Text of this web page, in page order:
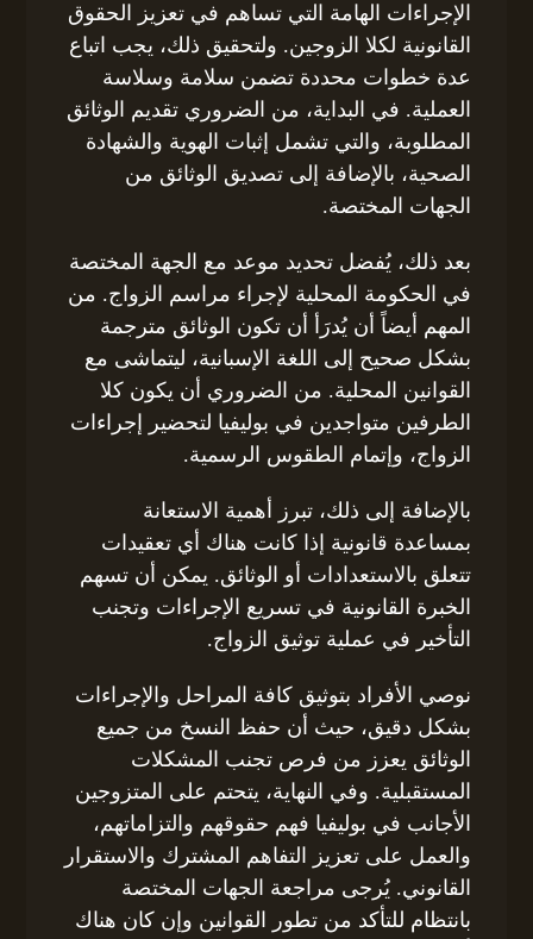
الإجراءات الهامة التي تساهم في تعزيز الحقوق
القانونية لكلا الزوجين. ولتحقيق ذلك، يجب اتباع
عدة خطوات محددة تضمن سلامة وسلاسة
العملية. في البداية، من الضروري تقديم الوثائق
المطلوبة، والتي تشمل إثبات الهوية والشهادة
الصحية، بالإضافة إلى تصديق الوثائق من
الجهات المختصة.
بعد ذلك، يُفضل تحديد موعد مع الجهة المختصة
في الحكومة المحلية لإجراء مراسم الزواج. من
المهم أيضاً أن يُدرَأ أن تكون الوثائق مترجمة
بشكل صحيح إلى اللغة الإسبانية، ليتماشى مع
القوانين المحلية. من الضروري أن يكون كلا
الطرفين متواجدين في بوليفيا لتحضير إجراءات
الزواج، وإتمام الطقوس الرسمية.
بالإضافة إلى ذلك، تبرز أهمية الاستعانة
بمساعدة قانونية إذا كانت هناك أي تعقيدات
تتعلق بالاستعدادات أو الوثائق. يمكن أن تسهم
الخبرة القانونية في تسريع الإجراءات وتجنب
التأخير في عملية توثيق الزواج.
نوصي الأفراد بتوثيق كافة المراحل والإجراءات
بشكل دقيق، حيث أن حفظ النسخ من جميع
الوثائق يعزز من فرص تجنب المشكلات
المستقبلية. وفي النهاية، يتحتم على المتزوجين
الأجانب في بوليفيا فهم حقوقهم والتزاماتهم،
والعمل على تعزيز التفاهم المشترك والاستقرار
القانوني. يُرجى مراجعة الجهات المختصة
بانتظام للتأكد من تطور القوانين وإن كان هناك